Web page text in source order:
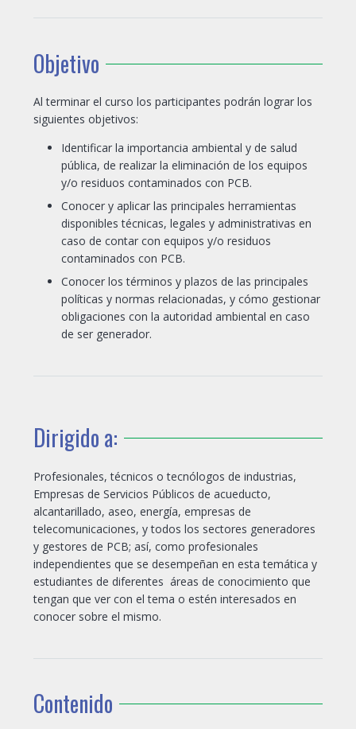
Objetivo
Al terminar el curso los participantes podrán lograr los
siguientes objetivos:
Identificar la importancia ambiental y de salud
pública, de realizar la eliminación de los equipos
y/o residuos contaminados con PCB.
Conocer y aplicar las principales herramientas
disponibles técnicas, legales y administrativas en
caso de contar con equipos y/o residuos
contaminados con PCB.
Conocer los términos y plazos de las principales
políticas y normas relacionadas, y cómo gestionar
obligaciones con la autoridad ambiental en caso
de ser generador.
Dirigido a:
Profesionales, técnicos o tecnólogos de industrias,
Empresas de Servicios Públicos de acueducto,
alcantarillado, aseo, energía, empresas de
telecomunicaciones, y todos los sectores generadores
y gestores de PCB; así, como profesionales
independientes que se desempeñan en esta temática y
estudiantes de diferentes áreas de conocimiento que
tengan que ver con el tema o estén interesados en
conocer sobre el mismo.
Contenido